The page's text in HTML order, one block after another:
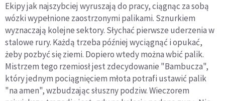
Ekipy jak najszybciej wyruszają do pracy, ciągnąc za sobą
wózki wypełnione zaostrzonymi palikami. Sznurkiem
wyznaczają kolejne sektory. Słychać pierwsze uderzenia w
stalowe rury. Każdą trzeba później wyciągnąć i opukać,
żeby pozbyć się ziemi. Dopiero wtedy można wbić palik.
Mistrzem tego rzemiosł jest zdecydowanie "Bambucza",
który jednym pociągnięciem młota potrafi ustawić palik
"na amen", wzbudzając słuszny podziw. Wieczorem